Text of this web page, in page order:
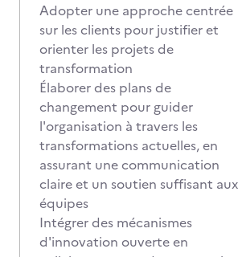
Adopter une approche centrée
sur les clients pour justifier et
orienter les projets de
transformation
Élaborer des plans de
changement pour guider
l'organisation à travers les
transformations actuelles, en
assurant une communication
claire et un soutien suffisant aux
équipes
Intégrer des mécanismes
d'innovation ouverte en